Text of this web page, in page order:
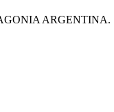
ARGENTINA.